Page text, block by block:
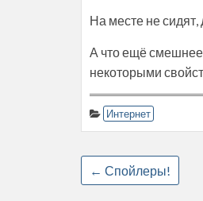
На месте не сидят,
А что ещё
некоторыми
Интернет
← Спойлеры!